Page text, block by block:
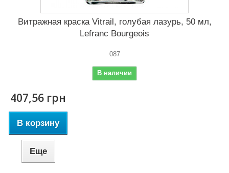
Витражная краска Vitrail, голубая лазурь, 50 мл,
Lefranc Bourgeois
087
В наличии
407,56 грн
В корзину
Еще